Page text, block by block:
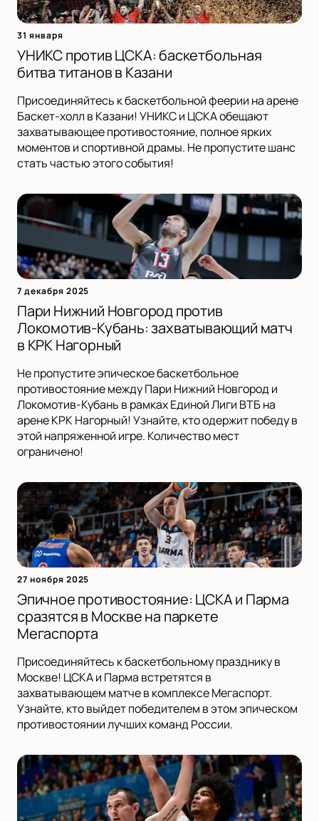
31 января
УНИКС против ЦСКА: баскетбольная
битва титанов в Казани
Присоединяйтесь к баскетбольной феерии на арене
Баскет-холл в Казани! УНИКС и ЦСКА обещают
захватывающее противостояние, полное ярких
моментов и спортивной драмы. Не пропустите шанс
стать частью этого события!
7 декабря 2025
Пари Нижний Новгород против
Локомотив-Кубань: захватывающий матч
в КРК Нагорный
Не пропустите эпическое баскетбольное
противостояние между Пари Нижний Новгород и
Локомотив-Кубань в рамках Единой Лиги ВТБ на
арене КРК Нагорный! Узнайте, кто одержит победу в
этой напряженной игре. Количество мест
ограничено!
27 ноября 2025
Эпичное противостояние: ЦСКА и Парма
сразятся в Москве на паркете
Мегаспорта
Присоединяйтесь к баскетбольному празднику в
Москве! ЦСКА и Парма встретятся в
захватывающем матче в комплексе Мегаспорт.
Узнайте, кто выйдет победителем в этом эпическом
противостоянии лучших команд России.